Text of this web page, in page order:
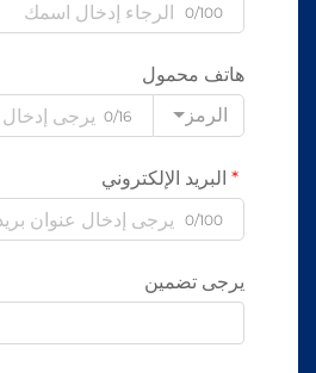
0/100
هاتف محمول
الرمز
0/16
البريد الإلكتروني
0/100
يرجى تضمين